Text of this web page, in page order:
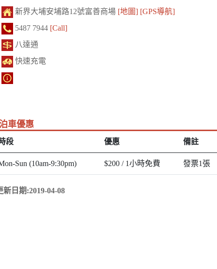
新界大埔安埔路12號富善商場 [地圖] [GPS導航]
5487 7944 [Call]
八達通
快速充電
車優惠
段 優惠 備註
Sun (10am-9:30pm) $200 / 1小時免費 發票1張
新日期:2019-04-08